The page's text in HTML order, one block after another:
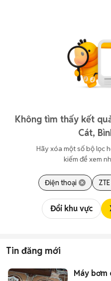
Không tìm thấy kết
Cát,
Hãy xóa một số bộ lọc
kiếm để xem
Điện thoại ZTE
Đổi khu vực
Tin đăng mới
Máy bơm